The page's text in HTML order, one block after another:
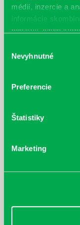
médií, inzercie a
informácie
poskytli, alebo
súhlasu
Nevyhnutné
Preferencie
Štatistiky
Marketing
McGrath, Andy: Tadej
nezastaviteľný